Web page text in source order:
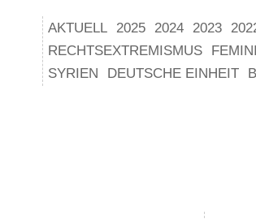
AKTUELL 2025 2024 2023
RECHTSEXTREMISMUS
SYRIEN
DEUTSCHE EINHEIT